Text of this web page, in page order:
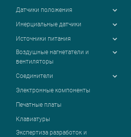
Датчики положения
Инерциальные датчики
Источники питания
Воздушные нагнетатели и
вентиляторы
Соединители
Электронные компоненты
Печатные платы
Клавиатуры
Экспертиза разработок и